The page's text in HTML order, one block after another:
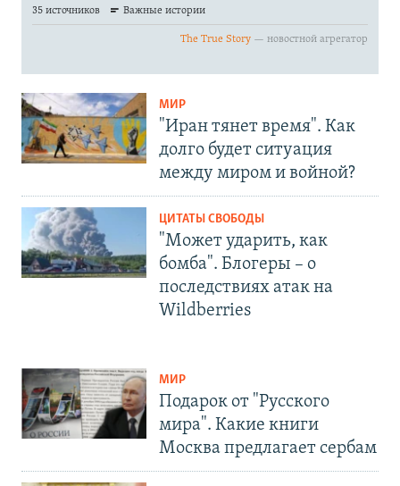
МИР
"Иран тянет время". Как
долго будет ситуация
между миром и войной?
ЦИТАТЫ СВОБОДЫ
"Может ударить, как
бомба". Блогеры – о
последствиях атак на
Wildberries
МИР
Подарок от "Русского
мира". Какие книги
Москва предлагает сербам